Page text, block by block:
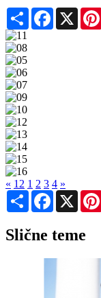
Share Facebook
X
« 12 1 2 3 4 »
Share Facebook
X
Slične teme